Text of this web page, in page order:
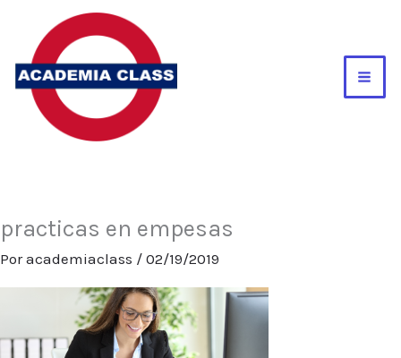
contenido
practicas en empesas
Poracademiaclass / 02/19/2019